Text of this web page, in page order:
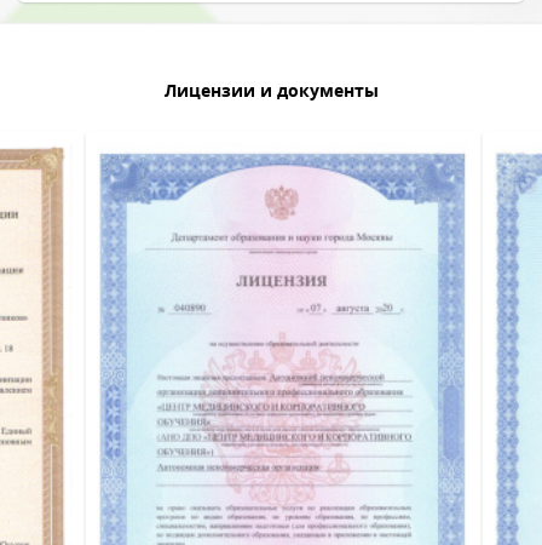
Лицензии и документы